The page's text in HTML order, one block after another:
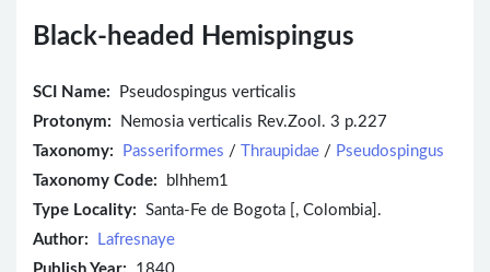
Black-headed Hemispingus
SCI Name:
Pseudospingus verticalis
Protonym: Nemosia verticalis Rev.Zool. 3 p.227
Taxonomy:
Passeriformes / Thraupidae / Pseudospingus
Taxonomy Code: blhhem1
Type Locality: Santa-Fe de Bogota [, Colombia].
Author:
Lafresnaye